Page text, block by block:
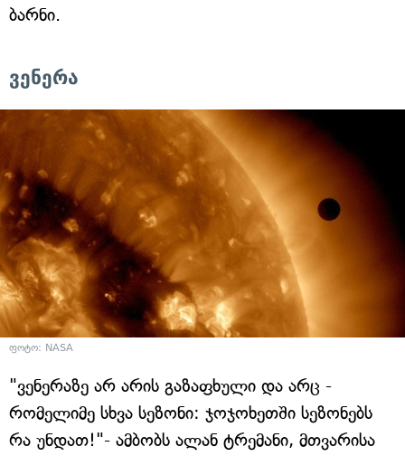
ბარნი.
ვენერა
ფოტო: NASA
"ვენერაზე არ არის გაზაფხული და არც -
რომელიმე სხვა სეზონი: ჯოჯოხეთში სეზონებს
რა უნდათ!"- ამბობს ალან ტრემანი, მთვარისა